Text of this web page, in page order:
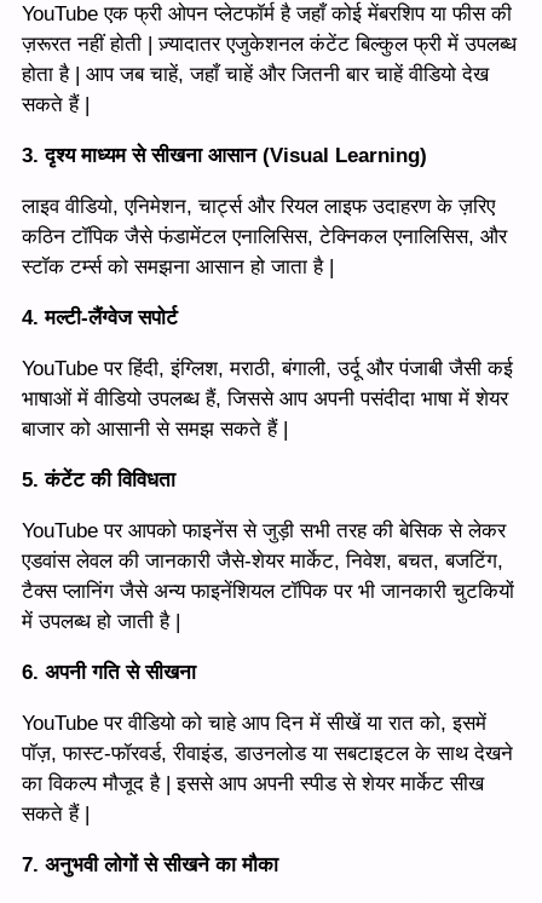
YouTube एक फ्री ओपन प्लेटफॉर्म है जहाँ कोई मेंबरशिप या फीस की
ज़रूरत नहीं होती | ज़्यादातर एजुकेशनल कंटेंट बिल्कुल फ्री में उपलब्ध
होता है | आप जब चाहें, जहाँ चाहें और जितनी बार चाहें वीडियो देख
सकते हैं |
3. दृश्य माध्यम से सीखना आसान (Visual Learning)
लाइव वीडियो, एनिमेशन, चार्ट्स और रियल लाइफ उदाहरण के ज़रिए
कठिन टॉपिक जैसे फंडामेंटल एनालिसिस, टेक्निकल एनालिसिस, और
स्टॉक टर्म्स को समझना आसान हो जाता है |
4. मल्टी-लैंग्वेज सपोर्ट
YouTube पर हिंदी, इंग्लिश, मराठी, बंगाली, उर्दू और पंजाबी जैसी कई
भाषाओं में वीडियो उपलब्ध हैं, जिससे आप अपनी पसंदीदा भाषा में शेयर
बाजार को आसानी से समझ सकते हैं |
5. कंटेंट की विविधता
YouTube पर आपको फाइनेंस से जुड़ी सभी तरह की बेसिक से लेकर
एडवांस लेवल की जानकारी जैसे-शेयर मार्केट, निवेश, बचत, बजटिंग,
टैक्स प्लानिंग जैसे अन्य फाइनेंशियल टॉपिक पर भी जानकारी चुटकियों
में उपलब्ध हो जाती है |
6. अपनी गति से सीखना
YouTube पर वीडियो को चाहे आप दिन में सीखें या रात को, इसमें
पॉज़, फास्ट-फॉरवर्ड, रीवाइंड, डाउनलोड या सबटाइटल के साथ देखने
का विकल्प मौजूद है | इससे आप अपनी स्पीड से शेयर मार्केट सीख
सकते हैं |
7. अनुभवी लोगों से सीखने का मौका